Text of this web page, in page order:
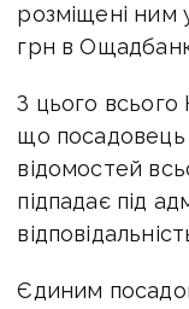
розміщені ним
грн в
З цього
що посадовець
відомостей
підпадає під
Єдиним